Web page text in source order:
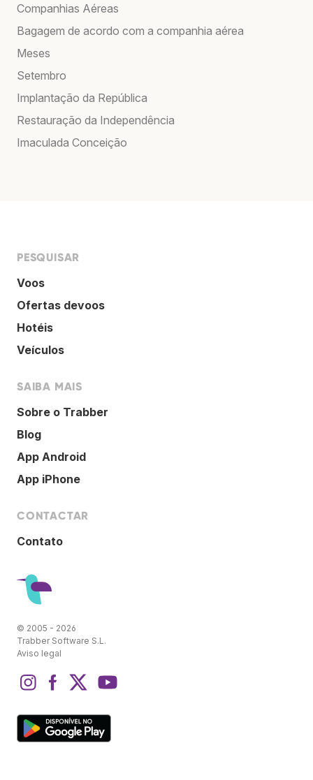
Companhias Aéreas
Bagagem de acordo com a companhia aérea
Meses
Setembro
Implantação da República
Restauração da Independência
Imaculada Conceição
PESQUISAR
Voos
Ofertas devoos
Hotéis
Veículos
SAIBA MAIS
Sobre o Trabber
Blog
App Android
App iPhone
CONTACTAR
Contato
© 2005 - 2026
Trabber Software S.L.
Aviso legal